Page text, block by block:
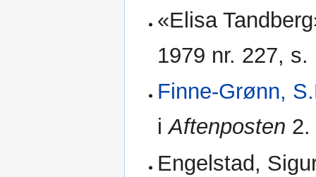
«Elisa
1979 nr. 227, s.
Finne-Grønn,
iAftenposten 2.
Engelstad,